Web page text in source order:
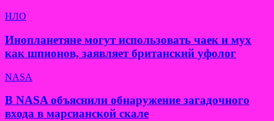
НЛО
Инопланетяне могут использовать чаек и мух
как шпионов, заявляет британский уфолог
NASA
В NASA объяснили обнаружение загадочного
входа в марсианской скале